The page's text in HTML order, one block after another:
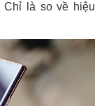
Chỉ là so về hiệu